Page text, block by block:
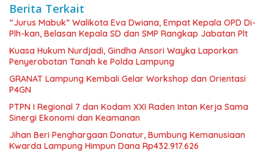
Berita Terkait
“Jurus Mabuk” Walikota Eva Dwiana, Empat Kepala OPD Di-
Plh-kan, Belasan Kepala SD dan SMP Rangkap Jabatan Plt
Kuasa Hukum Nurdjadi, Gindha Ansori Wayka Laporkan
Penyerobotan Tanah ke Polda Lampung
GRANAT Lampung Kembali Gelar Workshop dan Orientasi
P4GN
PTPN I Regional 7 dan Kodam XXI Raden Intan Kerja Sama
Sinergi Ekonomi dan Keamanan
Jihan Beri Penghargaan Donatur, Bumbung Kemanusiaan
Kwarda Lampung Himpun Dana Rp432.917.626